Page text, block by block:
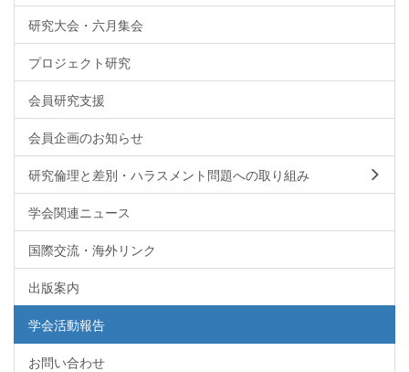
研究大会・六月集会
プロジェクト研究
会員研究支援
会員企画のお知らせ
研究倫理と差別・ハラスメント問題への取り組み
学会関連ニュース
国際交流・海外リンク
出版案内
学会活動報告
お問い合わせ